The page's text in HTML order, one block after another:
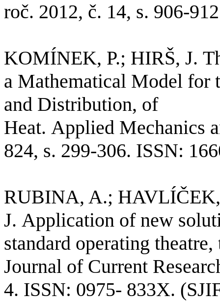
roč. 2012, č. 14, s. 906-
KOMÍNEK, P.; HIRŠ, J.
a Mathematical Model for
and Distribution, of
Heat. Applied Mechanics
824, s. 299-306. ISSN:
RUBINA, A.;
J. Application of new
standard operating
Journal of Current
4. ISSN: 0975- 833X.